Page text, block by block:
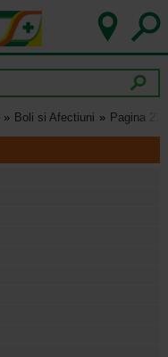
Boli si Afectiuni Pagina 220